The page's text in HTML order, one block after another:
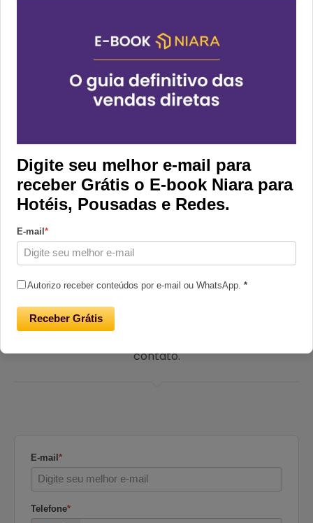
Vamos conversar?
Envie seu nome e e-mail que entraremos em
contato.
E-mail*
Telefone*
Digite seu melhor e-mail para
receber Grátis o E-book Niara para
Hotéis, Pousadas e Redes.
E-mail*
Autorizo receber conteúdos por e-mail ou WhatsApp. *
Receber Grátis